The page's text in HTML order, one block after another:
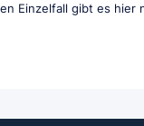
Einzelfall gibt es hier